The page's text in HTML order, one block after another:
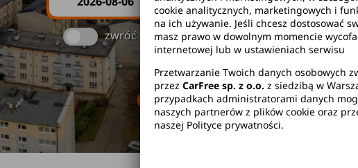
zwróć w innym miejscu
Brak kaucji Brak
cookie analitycznych, marketingowych i
na ich używanie. Jeśli chcesz dostosować
masz prawo w dowolnym momencie
internetowej lub w ustawieniach serwisu
Przetwarzanie Twoich danych osobowych
przez CarFree sp. z o.o. z siedzibą w
przypadkach administratorami danych
naszych partnerów z plików cookie oraz
naszej Polityce prywatności.